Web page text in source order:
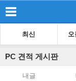
최신 오
PC 견적 게시판
내글